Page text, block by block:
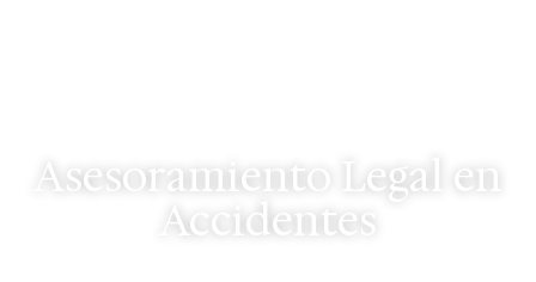
Asesoramiento Legal en
Accidentes